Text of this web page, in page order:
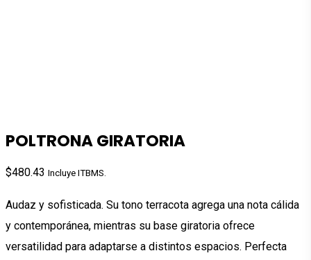
POLTRONA GIRATORIA
$480.43 Incluye ITBMS.
Audaz y sofisticada. Su tono terracota agrega una nota cálida
y contemporánea, mientras su base giratoria ofrece
versatilidad para adaptarse a distintos espacios. Perfecta